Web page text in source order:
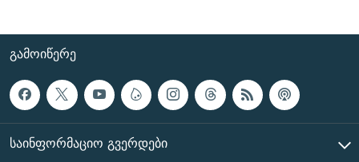
ᲒᲐᲛᲝᲘᲬᲔᲠᲔ
ᲡᲐᲘᲜᲤᲝᲠᲛᲐᲪᲘᲝ ᲒᲕᲔᲠᲓᲔᲑᲘ